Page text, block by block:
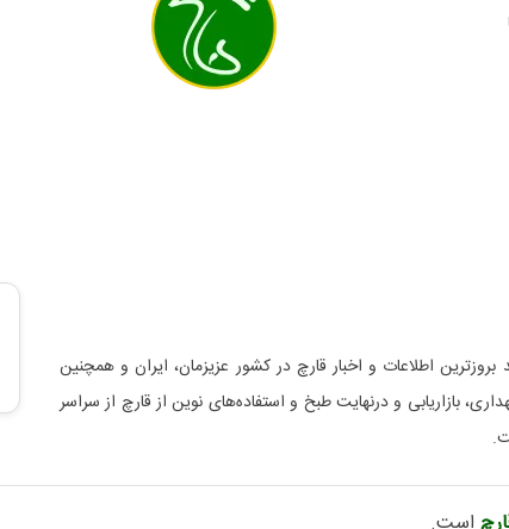
اطلاعات و اخبار قارچ در کشور عزیزمان، ایران و همچنین
بازاریابی و درنهایت طبخ و استفاده‌های نوین از قارچ از سراسر